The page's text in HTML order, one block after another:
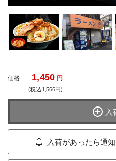
価格 1,450 円
(税込1,566円)
入
入荷があったら通